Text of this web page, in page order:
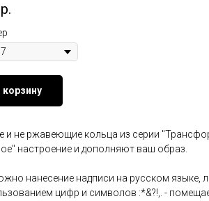
р.
корзину
и не ржавеющие кольца из серии
настроение и дополняют ваш образ.
нанесение надписи на русском языке,
цифр и символов :*&?!,. -